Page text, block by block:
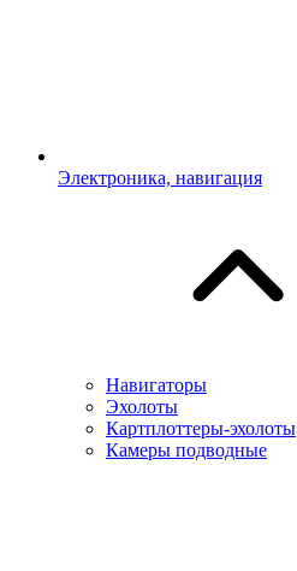
Электроника, навигация
Навигаторы
Эхолоты
Картплоттеры-эхолоты
Камеры подводные